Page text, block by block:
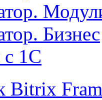
Бизнес
с 1С
Bitrix